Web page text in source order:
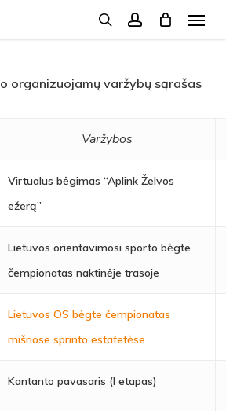
Menu
organizuojamų varžybų sąrašas
Varžybos
Virtualus bėgimas “Aplink Želvos
ežerą”
Lietuvos orientavimosi sporto bėgte
čempionatas naktinėje trasoje
Lietuvos OS bėgte čempionatas
mišriose sprinto estafetėse
Kantanto pavasaris (I etapas)